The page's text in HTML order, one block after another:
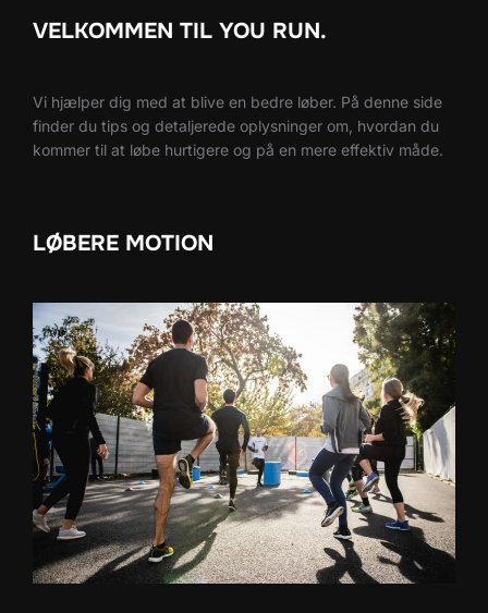
VELKOMMEN TIL YOU RUN.
Vi hjælper dig med at blive en bedre løber. På denne side
finder du tips og detaljerede oplysninger om, hvordan du
kommer til at løbe hurtigere og på en mere effektiv måde.
LØBERE MOTION